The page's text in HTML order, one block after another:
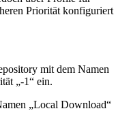
Priorität konfiguriert
mit dem Namen
„-1“ ein.
„Local Download“